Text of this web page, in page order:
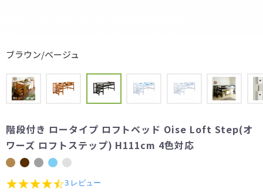
ブラウン/ベージュ
階段付き ロータイプ ロフトベッド Oise Loft Step(オ
ワーズ ロフトステップ) H111cm 4色対応
4.7
3 レビュー